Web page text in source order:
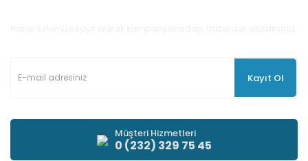
Kayıt Ol
Müşteri Hizmetleri
0 (232) 329 75 45